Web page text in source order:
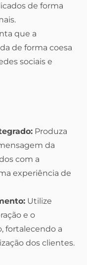
de forma
que a
de forma coesa
sociais e
Produza
da
com a
experiência de
Utilize
e o
fortalecendo a
dos clientes.